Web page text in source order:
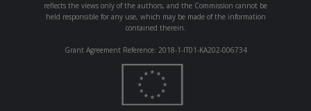
reflects the views only of the authors, and the Commission cannot be
held responsible for any use, which may be made of the information
contained therein.
Grant Agreement Reference: 2018-1-IT01-KA202-006734